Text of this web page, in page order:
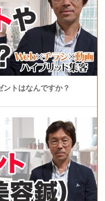
トはなんですか？